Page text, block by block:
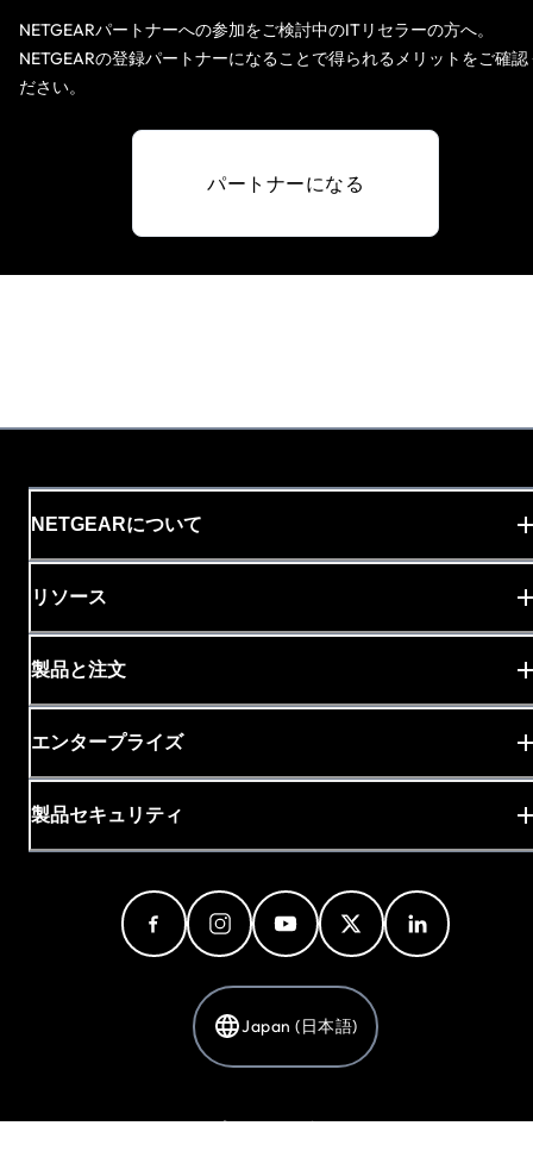
NETGEARパートナーへの参加をご検討中のITリセラーの方へ。
NETGEARの登録パートナーになることで得られるメリットをご確認
ださい。
パートナーになる
NETGEARについて
リソース
製品と注文
エンタープライズ
製品セキュリティ
Japan (日本語)
プライバシーポリシー